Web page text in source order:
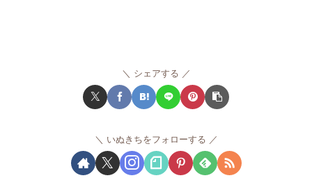
シェアする
いぬきちをフォローする